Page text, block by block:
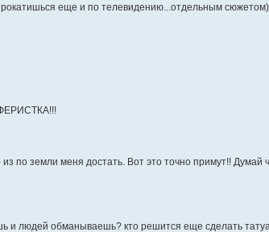
еще и по телевидению...отдельным
по земли меня достать. Вот это точно примут!!
людей обманываешь? кто решится еще сделать